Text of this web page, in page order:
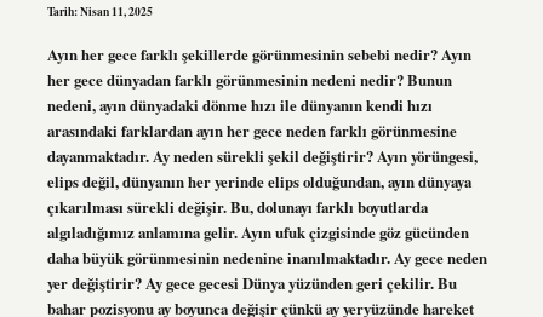
Tarih: Nisan 11, 2025
Ayın her gece farklı şekillerde görünmesinin sebebi nedir? Ayın
her gece dünyadan farklı görünmesinin nedeni nedir? Bunun
nedeni, ayın dünyadaki dönme hızı ile dünyanın kendi hızı
arasındaki farklardan ayın her gece neden farklı görünmesine
dayanmaktadır. Ay neden sürekli şekil değiştirir? Ayın yörüngesi,
elips değil, dünyanın her yerinde elips olduğundan, ayın dünyaya
çıkarılması sürekli değişir. Bu, dolunayı farklı boyutlarda
algıladığımız anlamına gelir. Ayın ufuk çizgisinde göz gücünden
daha büyük görünmesinin nedenine inanılmaktadır. Ay gece neden
yer değiştirir? Ay gece gecesi Dünya yüzünden geri çekilir. Bu
bahar pozisyonu ay boyunca değişir çünkü ay yeryüzünde hareket